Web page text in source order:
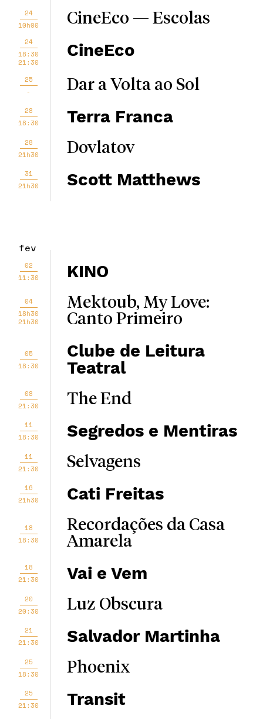
24
10h00
CineEco — Escolas
24
18:30
21:30
CineEco
25
-
Dar a Volta ao Sol
28
18:30
Terra Franca
28
21h30
Dovlatov
31
21h30
Scott Matthews
fev
02
11:30
KINO
04
18h30
21h30
Mektoub, My Love:
Canto Primeiro
05
18:30
Clube de Leitura
Teatral
08
21:30
The End
11
18:30
Segredos e Mentiras
11
21:30
Selvagens
16
21h30
Cati Freitas
18
18:30
Recordações da Casa
Amarela
18
21:30
Vai e Vem
20
20:30
Luz Obscura
21
21:30
Salvador Martinha
25
18:30
Phoenix
25
21:30
Transit